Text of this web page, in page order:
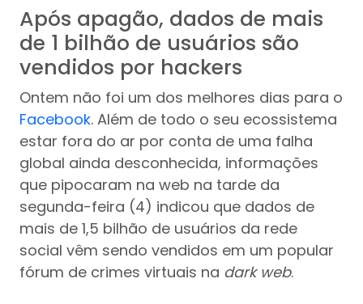
Após apagão, dados de mais
de 1 bilhão de usuários são
vendidos por hackers
Ontem não foi um dos melhores dias para o
Facebook. Além de todo o seu ecossistema
estar fora do ar por conta de uma falha
global ainda desconhecida, informações
que pipocaram na web na tarde da
segunda-feira (4) indicou que dados de
mais de 1,5 bilhão de usuários da rede
social vêm sendo vendidos em um popular
fórum de crimes virtuais na dark web.